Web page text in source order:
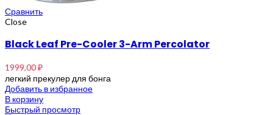
Сравнить
Close
Black Leaf Pre-Cooler 3-Arm Percolator
1999,00₽
легкий прекулер для бонга
Добавить в избранное
В корзину
Быстрый просмотр